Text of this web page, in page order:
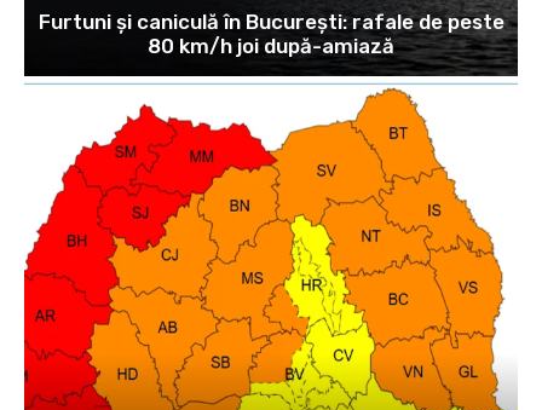
Furtuni și caniculă în București: rafale de peste
80 km/h joi după-amiază